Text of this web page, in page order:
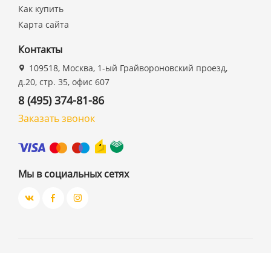
Как купить
Карта сайта
Контакты
109518, Москва, 1-ый Грайвороновский проезд,
д.20, стр. 35, офис 607
8 (495) 374-81-86
Заказать звонок
Мы в социальных сетях